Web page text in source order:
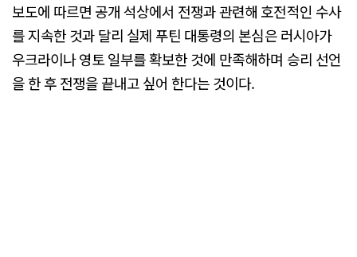
보도에 따르면 공개 석상에서 전쟁과 관련해 호전적인 수사
를 지속한 것과 달리 실제 푸틴 대통령의 본심은 러시아가
우크라이나 영토 일부를 확보한 것에 만족해하며 승리 선언
을 한 후 전쟁을 끝내고 싶어 한다는 것이다.